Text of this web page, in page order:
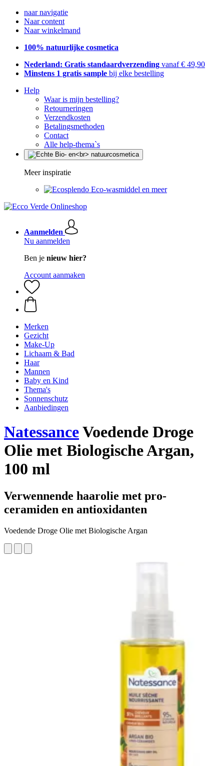
naar navigatie
Naar content
Naar winkelmand
100% natuurlijke cosmetica
Nederland: Gratis standaardverzending vanaf € 49,90
Minstens 1 gratis sample bij elke bestelling
Help
Waar is mijn bestelling?
Retourneringen
Verzendkosten
Betalingsmethoden
Contact
Alle help-thema`s
Meer inspiratie
Eco-wasmiddel en meer
Aanmelden
Nu aanmelden
Ben je nieuw hier?
Account aanmaken
Merken
Gezicht
Make-Up
Lichaam & Bad
Haar
Mannen
Baby en Kind
Thema's
Sonnenschutz
Aanbiedingen
NatessanceVoedende Droge
Olie met Biologische Argan,
100 ml
Verwennende haarolie met pro-
ceramiden en antioxidanten
Voedende Droge Olie met Biologische Argan